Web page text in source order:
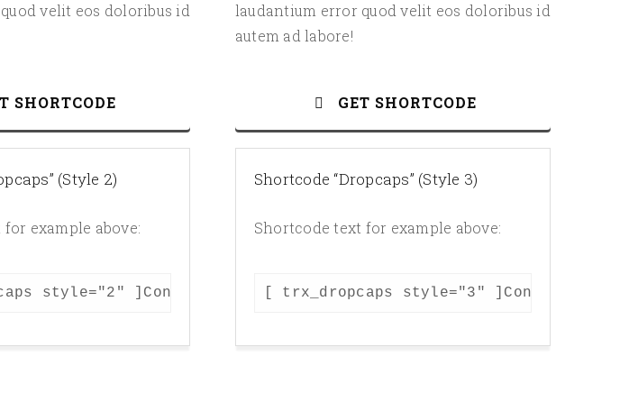
Optio, dignissimos, eius ullam doloribus nobis quo rem
velit eos doloribus id
SHORTCODE
(Style 2)
example above:
style="2" ]Consectetur adipisicing elit. Optio, dignissimos,
laudantium error quod velit eos doloribus id
autem ad labore!
GET SHORTCODE
Shortcode “Dropcaps” (Style 3)
Shortcode text for example above:
[ trx_dropcaps style="3" ]Consectetur